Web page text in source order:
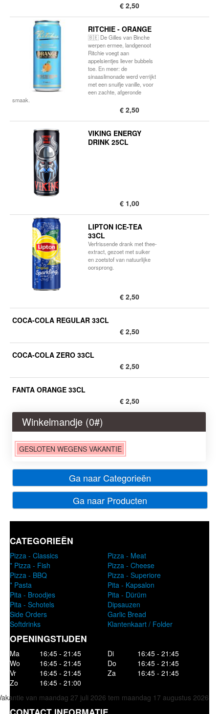
€ 2,50
RITCHIE - ORANGE
🇧🇪 De Gilles van Binche
werpen ermee, landgenoot
Ritchie voegt aan
appelsientjes liever bubbels
toe. En meer: de
sinaaslimonade werd verrijkt
met een snuifje vanille, voor
een zachte, afgeronde
smaak.
€ 2,50
VIKING ENERGY
DRINK 25CL
€ 1,00
LIPTON ICE-TEA
33CL
Verfrissende drank met thee-
extract, gezoet met suiker
en zoetstof van natuurlijke
oorsprong.
€ 2,50
COCA-COLA REGULAR 33CL
€ 2,50
COCA-COLA ZERO 33CL
€ 2,50
FANTA ORANGE 33CL
€ 2,50
Winkelmandje (0#)
GESLOTEN WEGENS VAKANTIE
Ga naar Categorieën
Ga naar Producten
CATEGORIEËN
Pizza - Classics
Pizza - Meat
* Pizza - Fish
Pizza - Cheese
Pizza - BBQ
Pizza - Superiore
* Pasta
Pita - Kapsalon
Pita - Broodjes
Pita - Dürüm
Pita - Schotels
Dipsauzen
Side Orders
Garlic Bread
Softdrinks
Klantenkaart / Folder
OPENINGSTIJDEN
Ma 16:45 - 21:45 Di
16:45 - 21:45
Wo
16:45 - 21:45 Do
16:45 - 21:45
Vr
16:45 - 21:45 Za
16:45 - 21:45
Zo
16:45 - 21:00
van maandag 27 juli 2026 tem maandag 17 augustus 2026